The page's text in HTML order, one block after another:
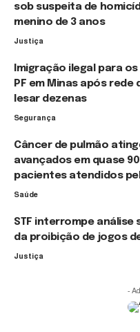
sob suspeita de
menino de 3 anos
Justiça
Imigração ilegal para os
PF em Minas após
lesar dezenas
Segurança
Câncer de pulmão
avançados em quase
pacientes atendidos
Saúde
STF interrompe análise
da proibição de jogos
Justiça
-